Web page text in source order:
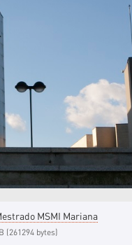
MSMI Mariana
(261294 bytes)